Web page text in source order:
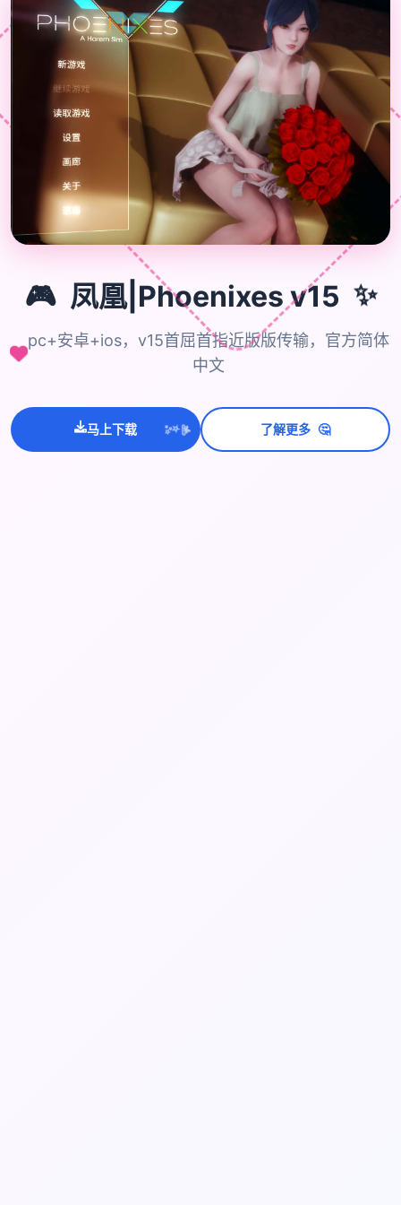
🎮
🎮 凤凰|Phoenixes v15 ✨
pc+安卓+ios，v15首屈首指近版版传输，官方简体
中文
马上下载 ✨⭐💫 了解更多 🤔